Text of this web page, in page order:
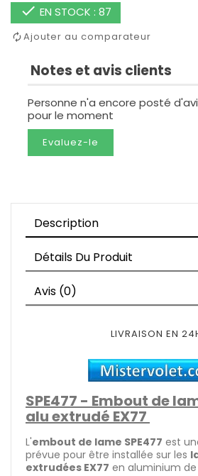
 EN STOCK : 87
Ajouter au comparateur
Notes et avis clients
Personne n'a encore posté
pour le moment
Evaluez-le
Description
Détails Du Produit
Avis (0)
LIVRAISON EN
SPE477 - Embout de
alu extrudé EX77
L'embout de lame SPE477 est
prévue pour être installée sur les
extrudées EX77 en aluminium